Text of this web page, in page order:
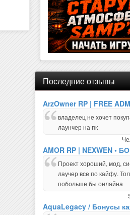
Последние отзывы
ArzOwner RP | FREE
владелец не хочет
лаунчер на пк
AMOR RP | NEXWEN •
Проект хороший, мод,
лаучер все по кайфу.
побольше бы онлайна
AquaLegacy / Бонусы